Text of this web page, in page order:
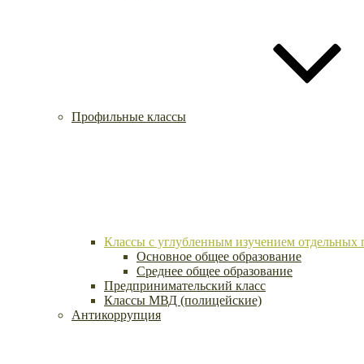
Профильные классы
Классы с углубленным изучением отдельных
Основное общее образование
Среднее общее образование
Предпринимательский класс
Классы МВД (полицейские)
Антикоррупция